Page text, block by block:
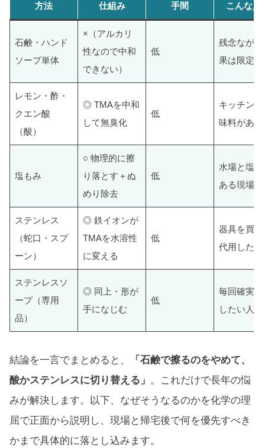
方法 仕組み 手間 こんな人
石鹸・ハンド
ソープ単体
×（アルカリ
性なので中和
できない）
低
残念ながら
果は限定的
レモン・酢・
クエン酸
（酸）
◎ TMAを中和
して無臭化
低
キッチンに
味料がある
塩もみ
○ 物理的に擦
り落とす＋ぬ
めり除去
低
水場と塩だ
ある現場
ステンレス
（蛇口・スプ
ーン）
◎ 鉄イオンが
TMAを水溶性
に変える
低
器具を買わ
代用したい
ステンレスソ
ープ（専用
品）
◎ 同上・形が
手になじむ
低
毎回確実に
したい人
結論を一言でまとめると、
「石鹸で擦るのをやめて、
酸かステンレスに切り替える」 。これだけで長年の悩
みが解決します。以下、なぜそうなるのかを化学の理
屈で正面から説明し、現場と帰宅後で何を優先すべき
かまで具体的に落とし込みます。